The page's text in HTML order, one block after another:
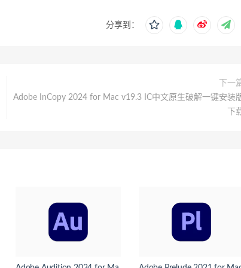
分享到：
下一
Adobe InCopy 2024 for Mac v19.3 IC中文原生破解一键安装
下